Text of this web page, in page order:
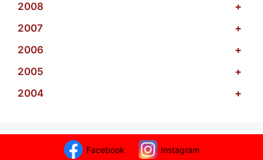
2008
+
2007
+
2006
+
2005
+
2004
+
Facebook Instagram